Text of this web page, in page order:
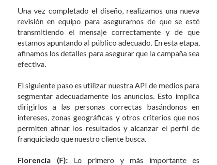
Una vez completado el diseño, realizamos una nueva
revisión en equipo para asegurarnos de que se esté
transmitiendo el mensaje correctamente y de que
estamos apuntando al público adecuado. En esta etapa,
afinamos los detalles para asegurar que la campaña sea
efectiva.
El siguiente paso es utilizar nuestra API de medios para
segmentar adecuadamente los anuncios. Esto implica
dirigirlos a las personas correctas basándonos en
intereses, zonas geográficas y otros criterios que nos
permiten afinar los resultados y alcanzar el perfil de
franquiciado que nuestro cliente busca.
Florencia (F):Lo primero y más importante es